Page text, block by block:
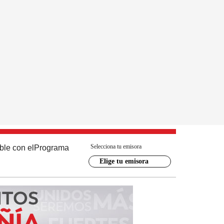
con el Programa Selecciona tu emisora
Elige tu emisora